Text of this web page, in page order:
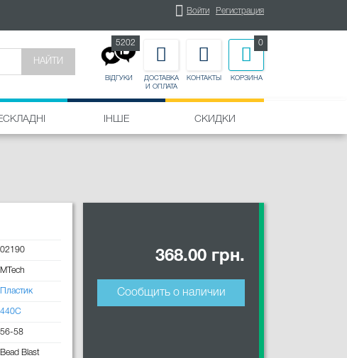
Войти Регистрация
НАЙТИ
ВІДГУКИ
5202
ДОСТАВКА
И ОПЛАТА
КОНТАКТЫ КОРЗИНА
0
ІНШЕ СКИДКИ
02190
MTech
Пластик
440C
56-58
Bead Blast
368.00 грн.
Сообщить о наличии